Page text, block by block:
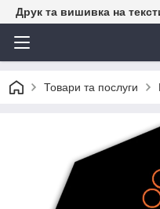
Друк та вишивка на
Товари та послуги